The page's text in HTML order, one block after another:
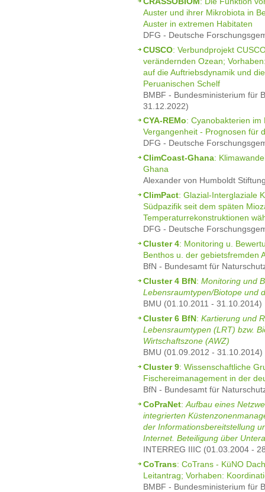
Auster und ihrer Mikrobiota in
Auster in extremen Habitaten
DFG - Deutsche
CUSCO: Verbundprojekt
verändernden Ozean;
auf die Auftriebsdynamik und
Peruanischen Schelf
BMBF - Bundesministerium für
31.12.2022)
CYA-REMo: Cyanobakterien im
Vergangenheit - Prognosen für
DFG - Deutsche
ClimCoast-Ghana:
Ghana
Alexander von Humboldt
ClimPact: Glazial-Interglaziale
Südpazifik seit dem späten
Temperaturrekonstruktionen
DFG - Deutsche
Cluster 4: Monitoring u.
Benthos u. der gebietsfremden
BfN - Bundesamt für
Cluster 4 BfN: Monitoring und
Lebensraumtypen/Biotope und
BMU (01.10.2011 - 31.10.2014)
Cluster 6 BfN: Kartierung und
Lebensraumtypen (LRT) bzw.
Wirtschaftszone (AWZ)
BMU (01.09.2012 - 31.10.2014)
Cluster 9: Wissenschaftliche
Fischereimanagement in der
BfN - Bundesamt für
CoPraNet: Aufbau eines
integrierten
der Informationsbereitstellung
Internet. Beteiligung über
INTERREG IIIC (01.03.2004 -
CoTrans: CoTrans - KüNO
Leitantrag; Vorhaben:
BMBF - Bundesministerium für